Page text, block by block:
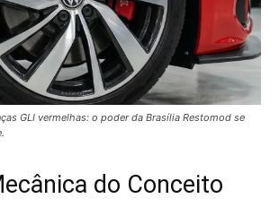
GLI vermelhas: o poder da Brasília Restomod se
do Conceito